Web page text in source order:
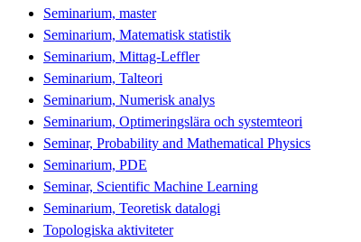
Seminarium, master
Seminarium, Matematisk statistik
Seminarium, Mittag-Leffler
Seminarium, Talteori
Seminarium, Numerisk analys
Seminarium, Optimeringslära och systemteori
Seminar, Probability and Mathematical Physics
Seminarium, PDE
Seminar, Scientific Machine Learning
Seminarium, Teoretisk datalogi
Topologiska aktiviteter